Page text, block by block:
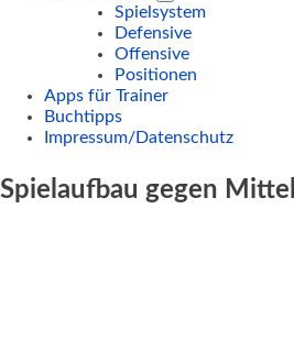
Spielsystem
Defensive
Offensive
Positionen
Apps für Trainer
Buchtipps
Impressum/Datenschutz
Spielaufbau gegen